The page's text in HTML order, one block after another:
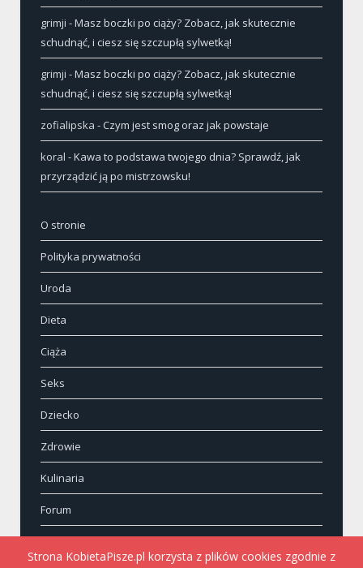
Strona KobietaPisze.pl korzysta z plików cookies zgodnie z
grimji -Masz boczki po ciąży? Zobacz, jak skutecznie
schudnąć, i ciesz się szczupłą sylwetką!
grimji -Masz boczki po ciąży? Zobacz, jak skutecznie
schudnąć, i ciesz się szczupłą sylwetką!
zofialipska -Czym jest smog oraz jak powstaje
koral -Kawa to podstawa twojego dnia? Sprawdź, jak
przyrządzić ją po mistrzowsku!
O stronie
Polityka prywatności
Uroda
Dieta
Ciąża
Seks
Dziecko
Zdrowie
Kulinaria
Forum